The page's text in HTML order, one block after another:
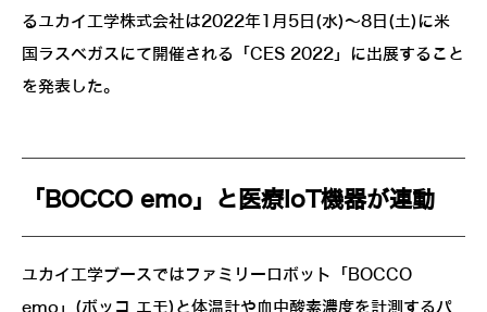
るユカイ工学株式会社は2022年1月5日(水)～8日(土)に米
国ラスベガスにて開催される「CES 2022」に出展すること
を発表した。
「BOCCO emo」と医療IoT機器が連動
ユカイ工学ブースではファミリーロボット「BOCCO
emo」(ボッコ エモ)と体温計や血中酸素濃度を計測するパ